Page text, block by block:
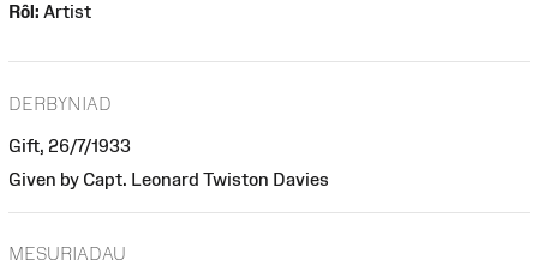
Rôl: Artist
DERBYNIAD
Gift, 26/7/1933
Given by Capt. Leonard Twiston Davies
MESURIADAU